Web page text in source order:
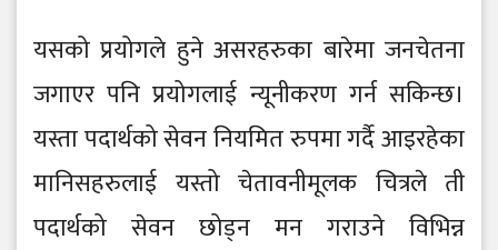
यसको प्रयोगले हुने असरहरुका बारेमा जनचेतना
जगाएर पनि प्रयोगलाई न्यूनीकरण गर्न सकिन्छ।
यस्ता पदार्थको सेवन नियमित रुपमा गर्दै आइरहेका
मानिसहरुलाई यस्तो चेतावनीमूलक चित्रले ती
पदार्थको सेवन छोड्न मन गराउने विभिन्न